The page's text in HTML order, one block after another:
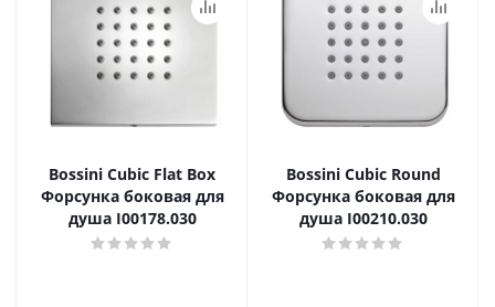
Bossini Cubic Flat Box
Форсунка боковая для
душа I00178.030
Bossini Cubic Round
Форсунка боковая для
душа I00210.030